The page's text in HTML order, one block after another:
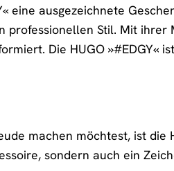
eine ausgezeichnete
professionellen Stil. Mit
Die HUGO »#EDGY«
machen möchtest, ist die
sondern auch ein